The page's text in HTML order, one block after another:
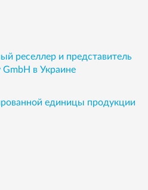
реселлер и представитель
в Украине
единицы продукции